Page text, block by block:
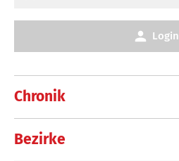
Chronik
Bezirke
Login